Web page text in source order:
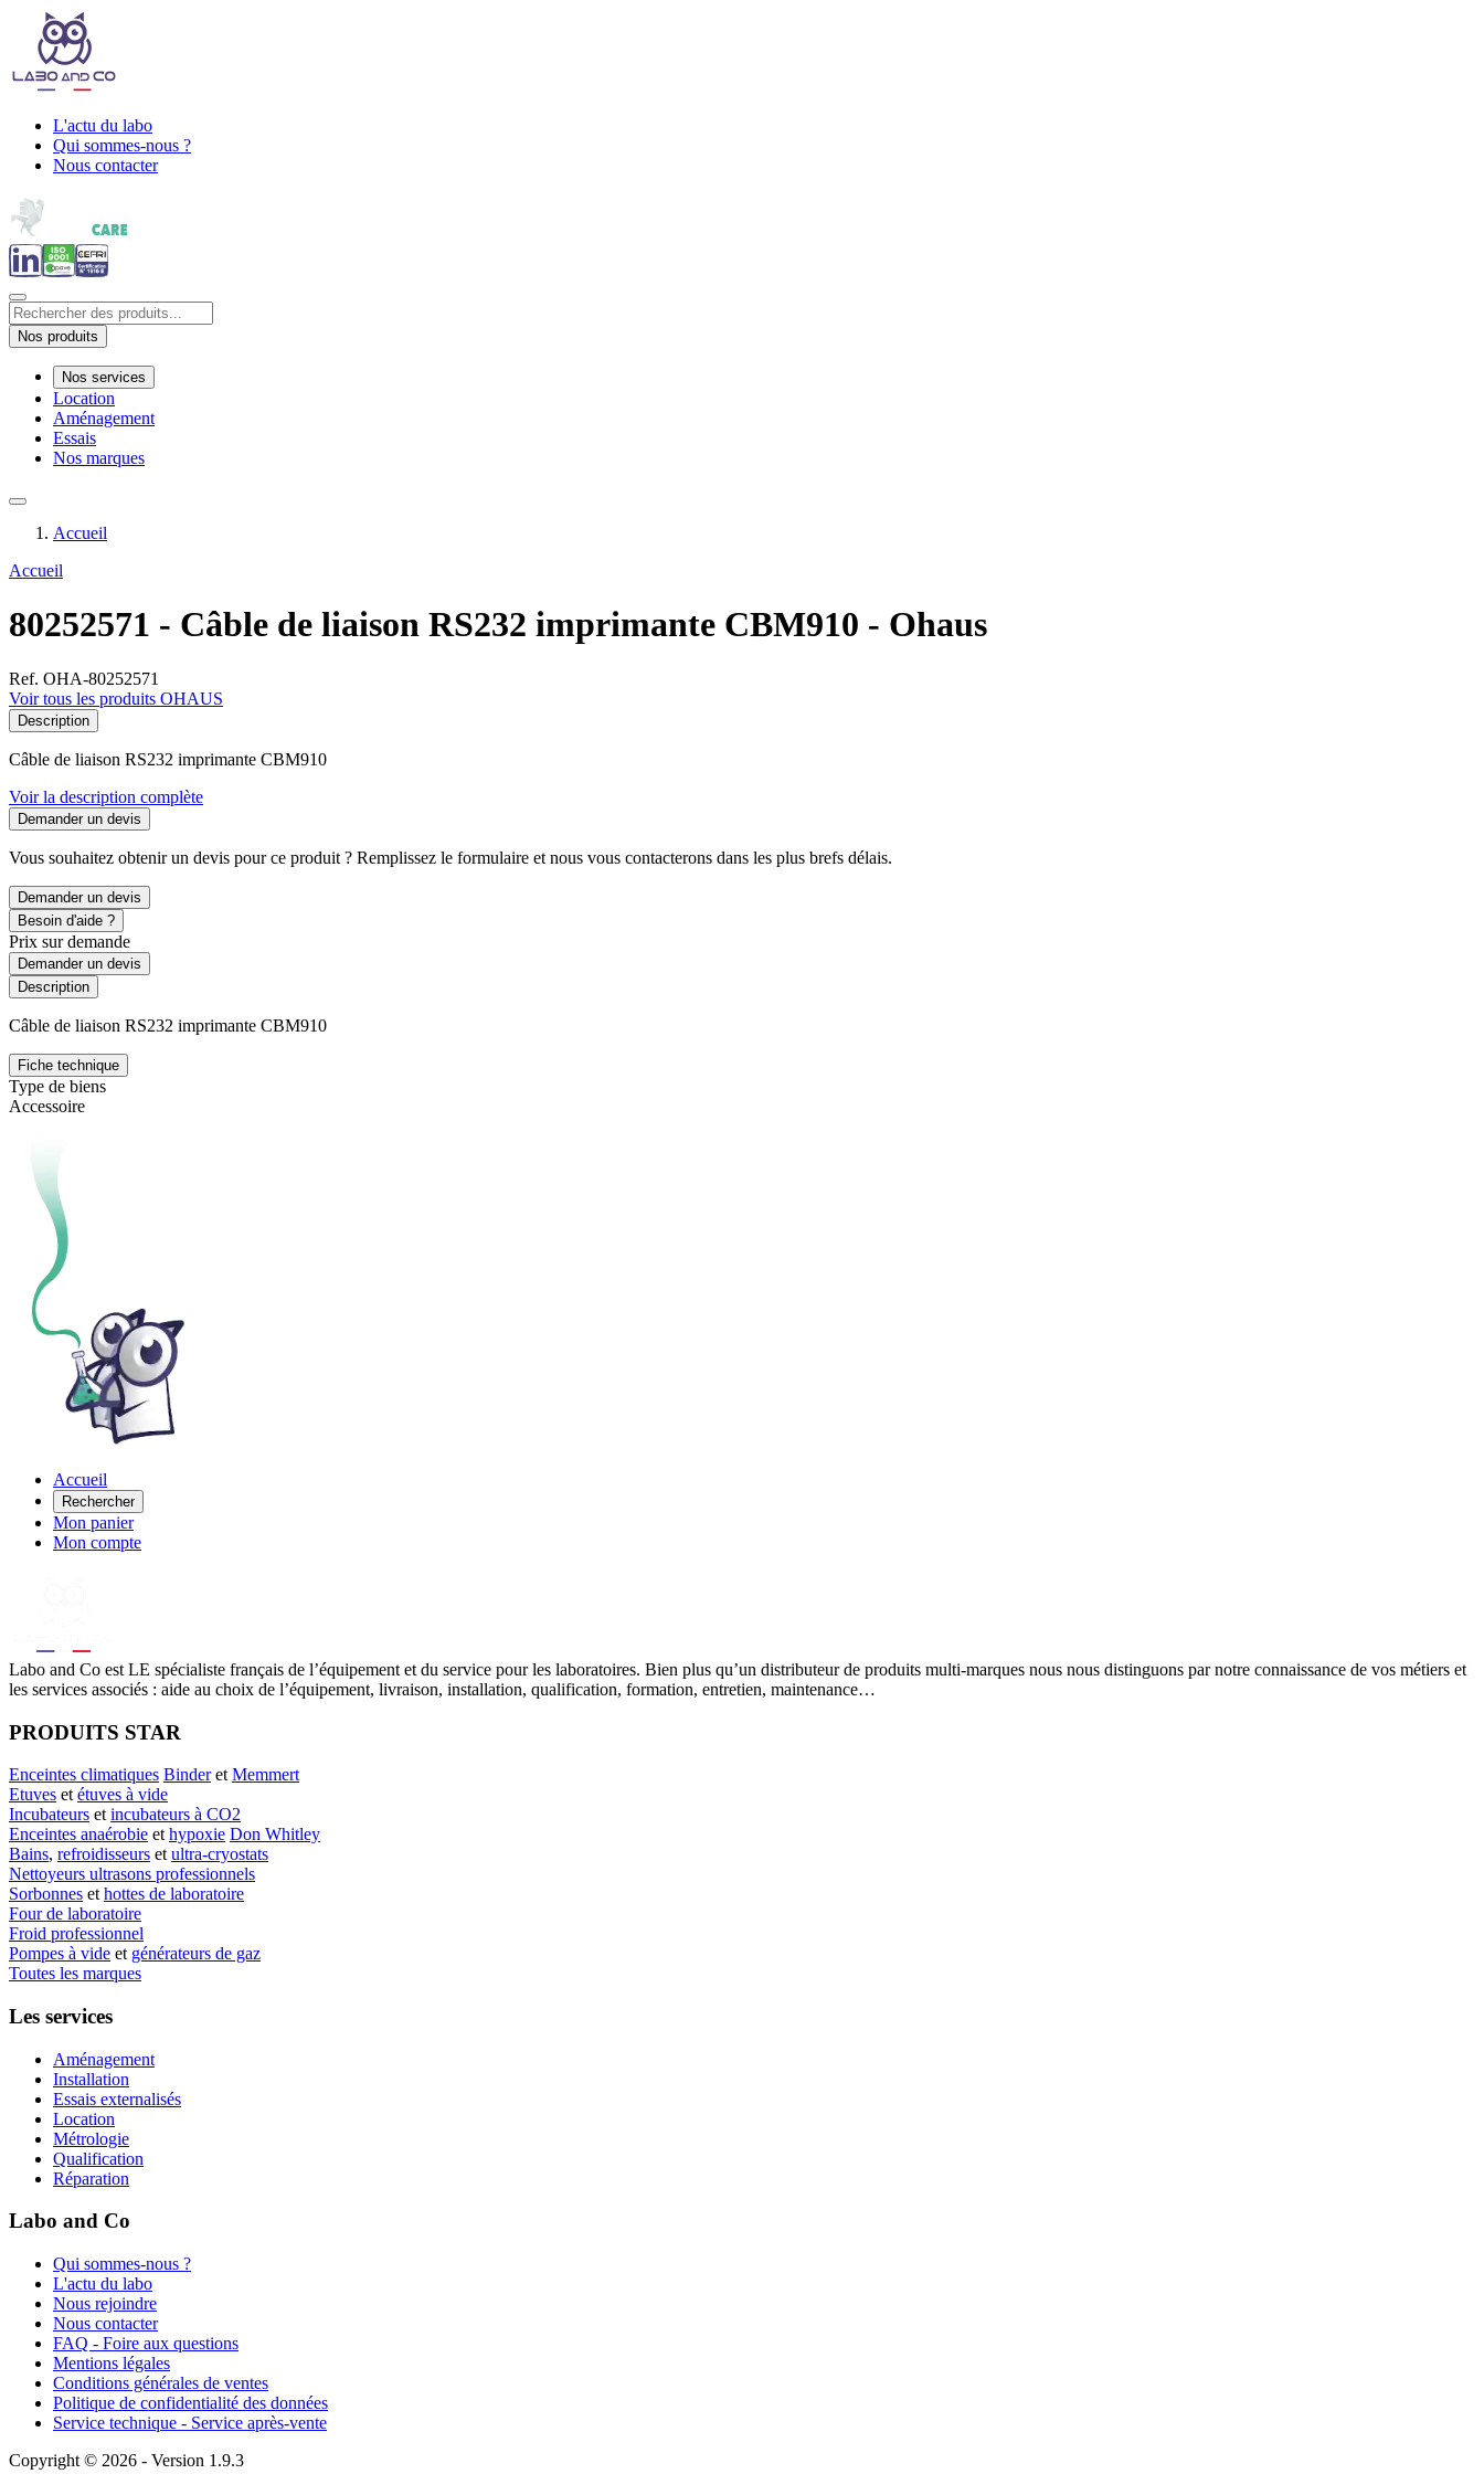
L'actu du labo
Qui sommes-nous ?
Nous contacter
Nos produits
Nos services
Location
Aménagement
Essais
Nos marques
Accueil
Accueil
80252571 - Câble de liaison RS232 imprimante CBM910 - Ohaus
Ref. OHA-80252571
Voir tous les produits OHAUS
Description
Câble de liaison RS232 imprimante CBM910
Voir la description complète
Demander un devis
Vous souhaitez obtenir un devis pour ce produit ? Remplissez le formulaire et nous vous contacterons dans les plus brefs délais.
Demander un devis
Besoin d'aide ?
Prix sur demande
Demander un devis
Description
Câble de liaison RS232 imprimante CBM910
Fiche technique
Type de biens
Accessoire
Accueil
Rechercher
Mon panier
Mon compte
Labo and Co est LE spécialiste français de l’équipement et du service pour les laboratoires. Bien plus qu’un distributeur de produits multi-marques nous nous distinguons par notre connaissance de vos métiers et
les services associés : aide au choix de l’équipement, livraison, installation, qualification, formation, entretien, maintenance…
PRODUITS STAR
Enceintes climatiques Binderet Memmert
Etuves et étuves à vide
Incubateurs et incubateurs à CO2
Enceintes anaérobie et hypoxie Don Whitley
Bains, refroidisseurs et ultra-cryostats
Nettoyeurs ultrasons professionnels
Sorbonnes et hottes de laboratoire
Four de laboratoire
Froid professionnel
Pompes à vide et générateurs de gaz
Toutes les marques
Les services
Aménagement
Installation
Essais externalisés
Location
Métrologie
Qualification
Réparation
Labo and Co
Qui sommes-nous ?
L'actu du labo
Nous rejoindre
Nous contacter
FAQ - Foire aux questions
Mentions légales
Conditions générales de ventes
Politique de confidentialité des données
Service technique - Service après-vente
Copyright © 2026 - Version 1.9.3